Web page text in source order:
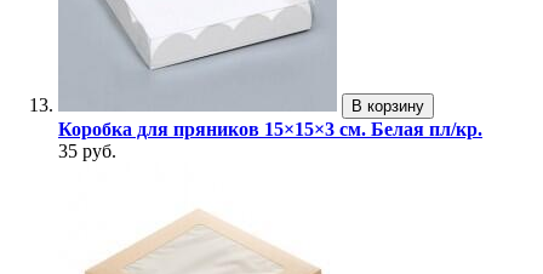
В корзину
Коробка для пряников 15×15×3 см. Белая пл/кр.
35 руб.